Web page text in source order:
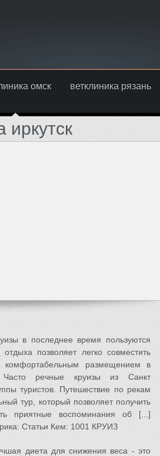
омск ветклиника рязань
иркутск
в последнее время пользуются
позволяет легко совместить
комфортабельным размещением в
Часто речные круизы из Санкт
туристов. Путешествие по рекам
тур, который позволяет получить
приятные воспоминания об [...]
Статьи Кем: 1001 КРУИЗ
диета для снижения веса - это